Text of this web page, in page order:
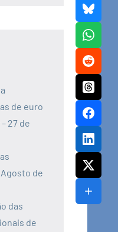
de euro
27 de
de
das
de